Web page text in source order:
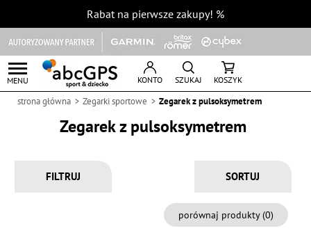
Rabat na pierwsze zakupy! %
MENU KONTO SZUKAJ KOSZYK
strona główna Zegarki sportowe Zegarek z pulsoksymetrem
Zegarek z pulsoksymetrem
FILTRUJ
porównaj produkty (0)